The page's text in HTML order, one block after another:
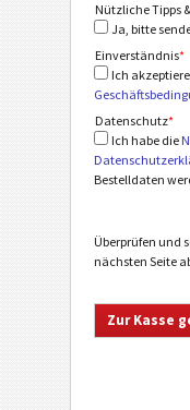
Nützliche Tipps
Ja, bitte
Einverständnis*
Ich
Datenschutz*
Ich habe die
Bestelldaten
Überprüfen und
nächsten Seite